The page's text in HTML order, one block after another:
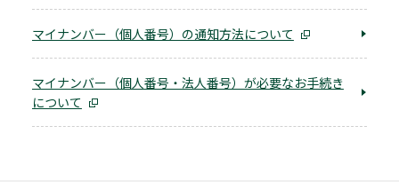
マイナンバー（個人番号）の通知方法について
マイナンバー（個人番号・法人番号）が必要なお手続き
について